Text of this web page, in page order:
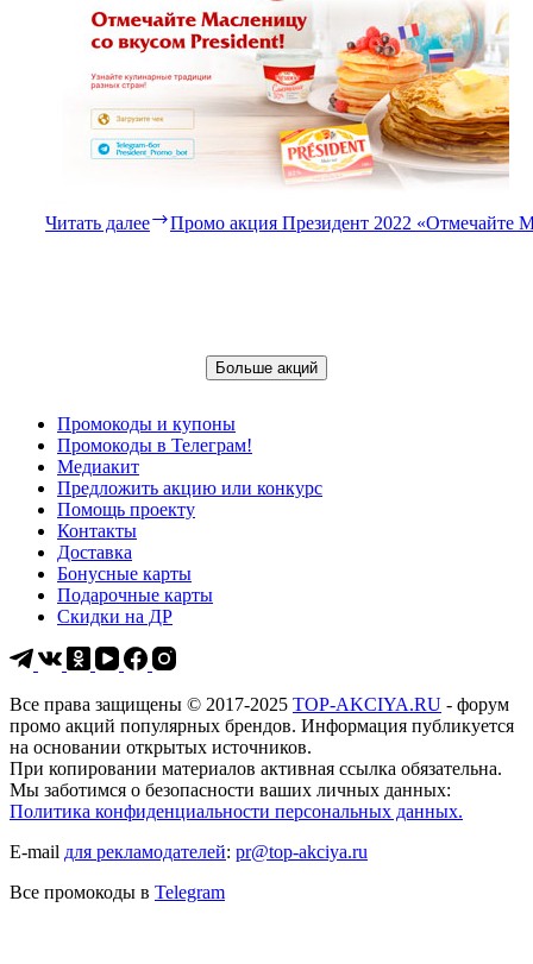
Читать далее Промо акция Президент 2022 «Отмечайте
Больше акций
Промокоды и купоны
Промокоды в Телеграм!
Медиакит
Предложить акцию или конкурс
Помощь проекту
Контакты
Доставка
Бонусные карты
Подарочные карты
Скидки на ДР
Все права защищены © 2017-2025 TOP-AKCIYA.RU - форум
промо акций популярных брендов. Информация публикуется
на основании открытых источников.
При копировании материалов активная ссылка обязательна.
Мы заботимся о безопасности ваших личных данных:
Политика конфиденциальности персональных данных.
E-mail для рекламодателей: pr@top-akciya.ru
Все промокоды в Telegram